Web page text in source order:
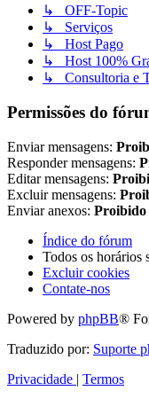
↳ OFF-Topic
↳ Serviços
↳ Host Pago
↳ Host 100%
↳ Consultoria e
Permissões do
Enviar mensagens:
Responder mensagens:
Editar mensagens:
Excluir mensagens:
Enviar anexos: Proibido
Índice do fórum
Todos os horários
Excluir cookies
Contate-nos
Powered by phpBB®
Traduzido por: Suporte
Privacidade | Termos